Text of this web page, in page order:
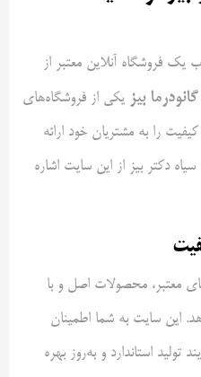
یک فروشگاه آنلاین معتبر از
گانودرما بیز یکی از فروشگاه‌های
را به مشتریان خود ارائه
دکتر بیز از این سایت اشاره
معتبر، محصولات اصل و با
این سایت به شما اطمینان
تولید استاندارد و به‌روز بهره